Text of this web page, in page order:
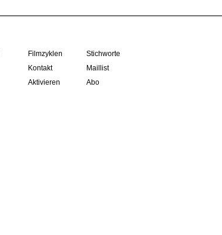
Filmzyklen
Stichworte
Kontakt
Maillist
Aktivieren Abo